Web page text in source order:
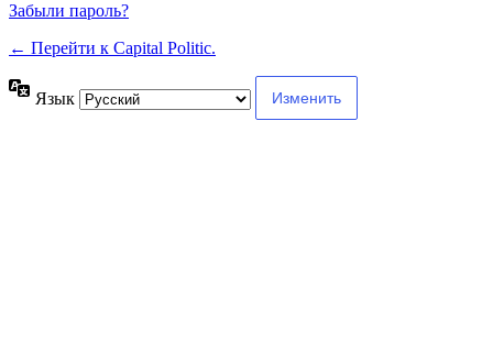
Забыли пароль?
← Перейти к Capital Politic.
Язык